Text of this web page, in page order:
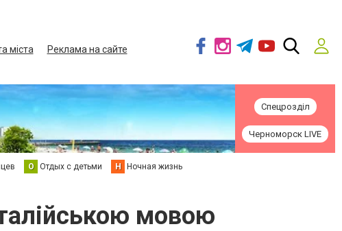
міста
Реклама на сайте
Спецрозділ
Черноморск LIVE
О Отдых с детьми Н Ночная жизнь
мовою